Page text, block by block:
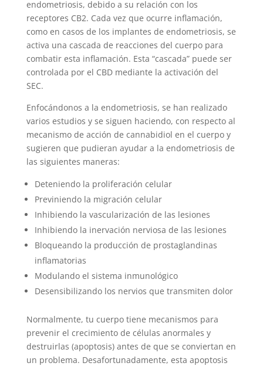
endometriosis, debido a su relación con los
receptores CB2. Cada vez que ocurre inflamación,
como en casos de los implantes de endometriosis, se
activa una cascada de reacciones del cuerpo para
combatir esta inflamación. Esta “cascada” puede ser
controlada por el CBD mediante la activación del
SEC.
Enfocándonos a la endometriosis, se han realizado
varios estudios y se siguen haciendo, con respecto al
mecanismo de acción de cannabidiol en el cuerpo y
sugieren que pudieran ayudar a la endometriosis de
las siguientes maneras:
Deteniendo la proliferación celular
Previniendo la migración celular
Inhibiendo la vascularización de las lesiones
Inhibiendo la inervación nerviosa de las lesiones
Bloqueando la producción de prostaglandinas
inflamatorias
Modulando el sistema inmunológico
Desensibilizando los nervios que transmiten dolor
Normalmente, tu cuerpo tiene mecanismos para
prevenir el crecimiento de células anormales y
destruirlas (apoptosis) antes de que se conviertan en
un problema. Desafortunadamente, esta apoptosis